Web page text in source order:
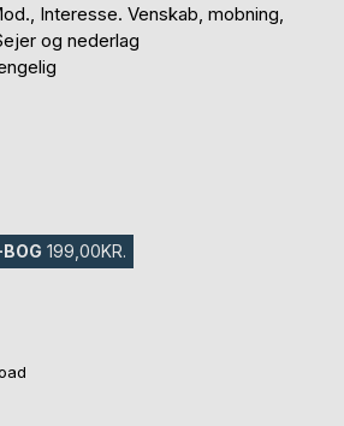
Interesse. Venskab, mobning,
og nederlag
BOG 199,00KR.